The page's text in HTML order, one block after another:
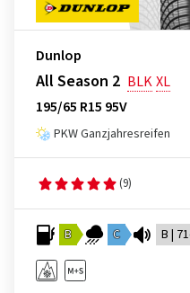
Dunlop
All Season 2 BLKXL
195/65 R15 95V
PKW Ganzjahresreifen
(9)
B C B |